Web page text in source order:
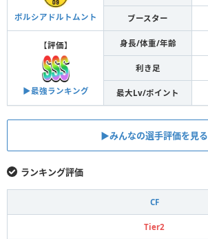
ボルシアドルトムント ブースター
【評価】
▶︎最強ランキング
身長/体重/年齢
利き足
最大Lv/ポイント
▶︎みんなの選手評価を見る
ランキング評価
CF
Tier2